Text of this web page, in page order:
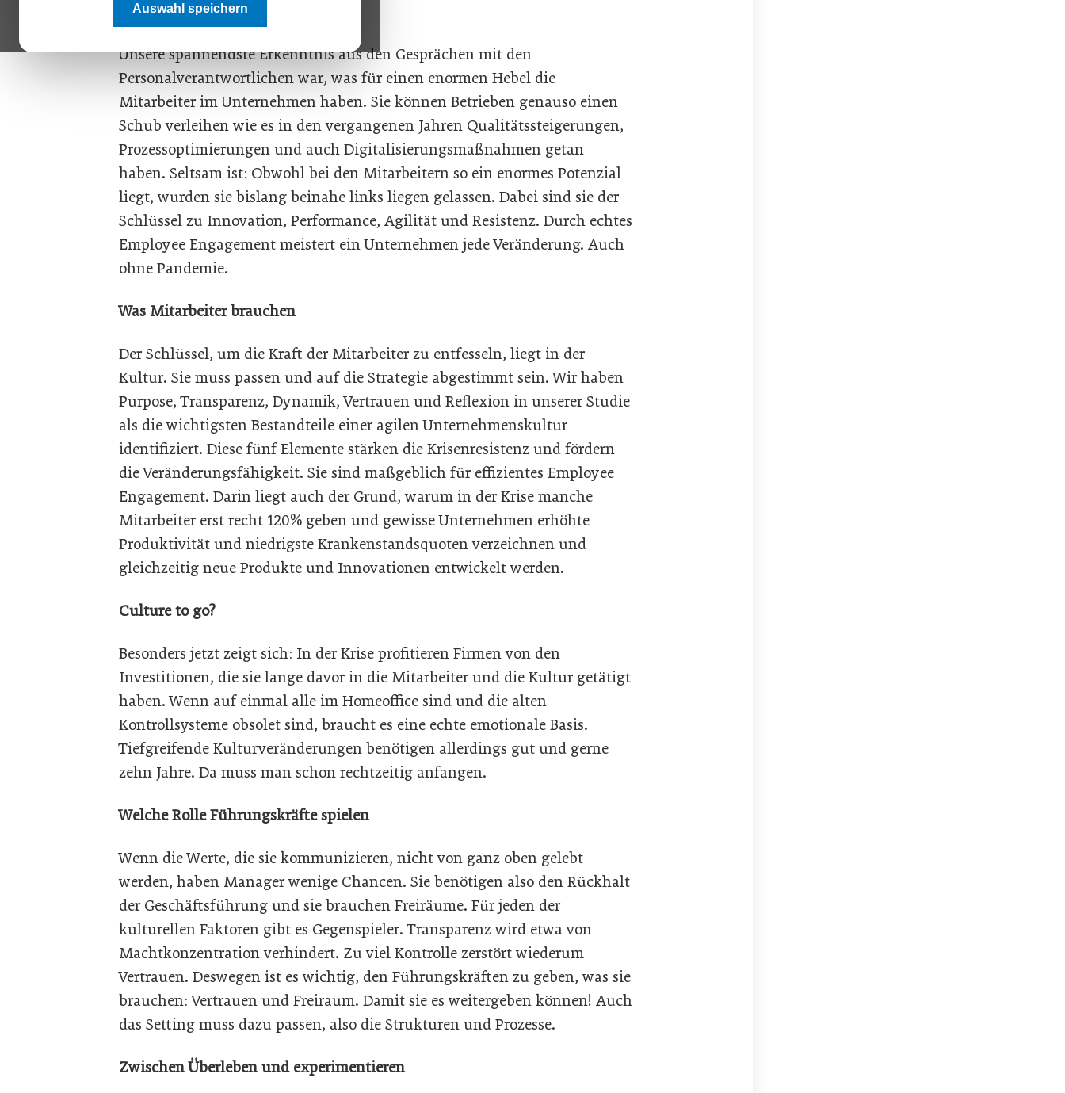
Auswahl speichern
zurückfallen darf.
Unsere spannendste Erkenntnis aus den Gesprächen mit den
Personalverantwortlichen war, was für einen enormen Hebel die
Mitarbeiter im Unternehmen haben. Sie können Betrieben genauso einen
Schub verleihen wie es in den vergangenen Jahren Qualitätssteigerungen,
Prozessoptimierungen und auch Digitalisierungsmaßnahmen getan
haben. Seltsam ist: Obwohl bei den Mitarbeitern so ein enormes Potenzial
liegt, wurden sie bislang beinahe links liegen gelassen. Dabei sind sie der
Schlüssel zu Innovation, Performance, Agilität und Resistenz. Durch echtes
Employee Engagement meistert ein Unternehmen jede Veränderung. Auch
ohne Pandemie.
Was Mitarbeiter brauchen
Der Schlüssel, um die Kraft der Mitarbeiter zu entfesseln, liegt in der
Kultur. Sie muss passen und auf die Strategie abgestimmt sein. Wir haben
Purpose, Transparenz, Dynamik, Vertrauen und Reflexion in unserer Studie
als die wichtigsten Bestandteile einer agilen Unternehmenskultur
identifiziert. Diese fünf Elemente stärken die Krisenresistenz und fördern
die Veränderungsfähigkeit. Sie sind maßgeblich für effizientes Employee
Engagement. Darin liegt auch der Grund, warum in der Krise manche
Mitarbeiter erst recht 120% geben und gewisse Unternehmen erhöhte
Produktivität und niedrigste Krankenstandsquoten verzeichnen und
gleichzeitig neue Produkte und Innovationen entwickelt werden.
Culture to go?
Besonders jetzt zeigt sich: In der Krise profitieren Firmen von den
Investitionen, die sie lange davor in die Mitarbeiter und die Kultur getätigt
haben. Wenn auf einmal alle im Homeoffice sind und die alten
Kontrollsysteme obsolet sind, braucht es eine echte emotionale Basis.
Tiefgreifende Kulturveränderungen benötigen allerdings gut und gerne
zehn Jahre. Da muss man schon rechtzeitig anfangen.
Welche Rolle Führungskräfte spielen
Wenn die Werte, die sie kommunizieren, nicht von ganz oben gelebt
werden, haben Manager wenige Chancen. Sie benötigen also den Rückhalt
der Geschäftsführung und sie brauchen Freiräume. Für jeden der
kulturellen Faktoren gibt es Gegenspieler. Transparenz wird etwa von
Machtkonzentration verhindert. Zu viel Kontrolle zerstört wiederum
Vertrauen. Deswegen ist es wichtig, den Führungskräften zu geben, was sie
brauchen: Vertrauen und Freiraum. Damit sie es weitergeben können! Auch
das Setting muss dazu passen, also die Strukturen und Prozesse.
Zwischen Überleben und experimentieren